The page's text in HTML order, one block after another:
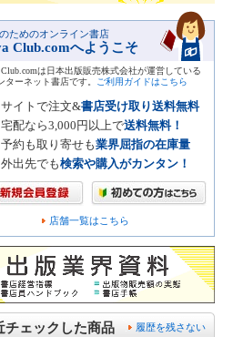
ためのオンライン書店
Club.comへようこそ
Club.comは日本出版販売株式会社が運営している
ターネット書店です。
ご利用ガイドはこちら
サイトで注文&書店受け取り送料無料
宅配なら3,000円以上で送料無料！
予約も取り寄せも業界屈指の在庫量
外出先でも検索や購入がカンタン！
店舗一覧はこちら
履歴を残さない
チェックした商品